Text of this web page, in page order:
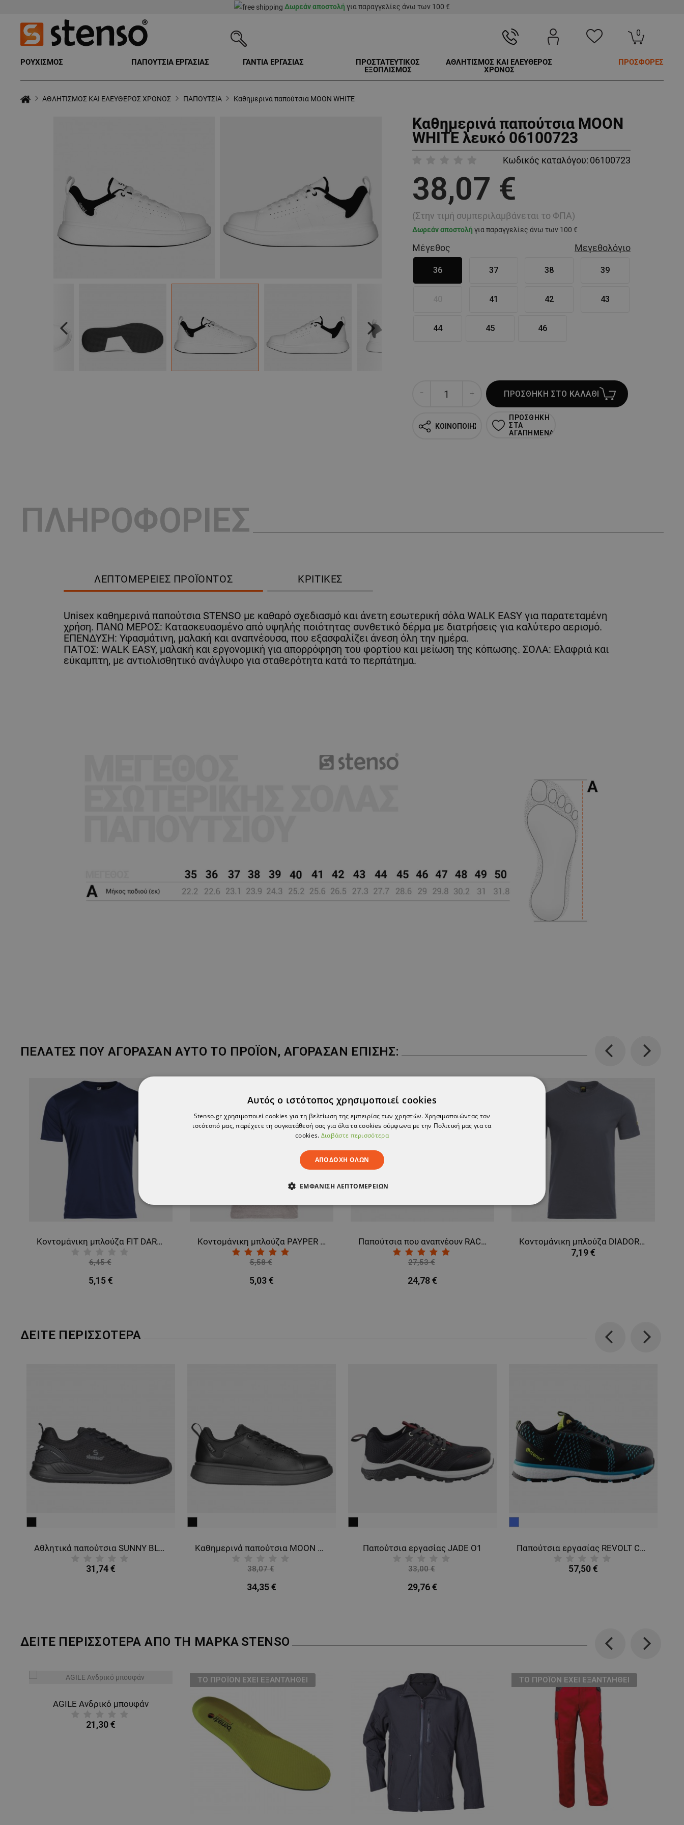
Δωρεάν αποστολή για παραγγελίες άνω των 100 €
0
ΡΟΥΧΙΣΜΟΣ ΠΑΠΟΥΤΣΙΑ ΕΡΓΑΣΙΑΣ ΓΑΝΤΙΑ ΕΡΓΑΣΙΑΣ
ΠΡΟΣΤΑΤΕΥΤΙΚΟΣ
ΕΞΟΠΛΙΣΜΟΣ
ΑΘΛΗΤΙΣΜΟΣ ΚΑΙ ΕΛΕΥΘΕΡΟΣ
ΧΡΟΝΟΣ
ΠΡΟΣΦΟΡΕΣ
ΑΘΛΗΤΙΣΜΟΣ ΚΑΙ ΕΛΕΥΘΕΡΟΣ ΧΡΟΝΟΣ ΠΑΠΟΥΤΣΙΑ Καθημερινά παπούτσια MOON WHITE
Previous Next
Καθημερινά παπούτσια MOON
WHITE λευκό 06100723
Κωδικός καταλόγου: 06100723
38,07 €
(Στην τιμή συμπεριλαμβάνεται το ΦΠΑ)
Δωρεάν αποστολή για παραγγελίες άνω των 100 €
Μέγεθος Μεγεθολόγιο
36 37 38 39
41 42 43
44 45 46
ΠΡΟΣΘΗΚΗ ΣΤΟ ΚΑΛΑΘΙ
ΚΟΙΝΟΠΟΙΗΣΗ
ΠΡΟΣΘΗΚΗ
ΣΤΑ
ΑΓΑΠΗΜΕΝΑ
ΠΛΗΡΟΦΟΡΙΕΣ
ΛΕΠΤΟΜΈΡΕΙΕΣ ΠΡΟΪΌΝΤΟΣ ΚΡΙΤΙΚΈΣ
Unisex καθημερινά παπούτσια STENSO με καθαρό σχεδιασμό και άνετη εσωτερική σόλα WALK EASY για παρατεταμένη
χρήση. ΠΑΝΩ ΜΕΡΟΣ: Κατασκευασμένο από υψηλής ποιότητας συνθετικό δέρμα με διατρήσεις για καλύτερο αερισμό.
ΕΠΕΝΔΥΣΗ: Υφασμάτινη, μαλακή και αναπνέουσα, που εξασφαλίζει άνεση όλη την ημέρα.
ΠΑΤΟΣ: WALK EASY, μαλακή και εργονομική για απορρόφηση του φορτίου και μείωση της κόπωσης. ΣΟΛΑ: Ελαφριά και
εύκαμπτη, με αντιολισθητικό ανάγλυφο για σταθερότητα κατά το περπάτημα.
ΠΕΛΆΤΕΣ ΠΟΥ ΑΓΌΡΑΣΑΝ ΑΥΤΌ ΤΟ ΠΡΟΪΌΝ, ΑΓΌΡΑΣΑΝ ΕΠΊΣΗΣ:
Previous
Κοντομάνικη μπλούζα FIT DARK BLUE
6,45 €
5,15 €
Κοντομάνικη μπλούζα PAYPER SUNSET MELANGE
5,58 €
5,03 €
Παπούτσια που αναπνέουν RACE II LOW O1
27,53 €
24,78 €
Κοντομάνικη μπλούζα DIADORA SMART 2.0 STEEL GREY
7,19 €
Next
ΔΕΊΤΕ ΠΕΡΙΣΣΌΤΕΡΑ
Previous
Αθλητικά παπούτσια SUNNY BLACK
31,74 €
Καθημερινά παπούτσια MOON BLACK
38,07 €
34,35 €
Παπούτσια εργασίας JADE O1
33,00 €
29,76 €
Παπούτσια εργασίας REVOLT CROSS BLUE O1 MF ESD SR
57,50 €
Next
ΔΕΙΤΕ ΠΕΡΙΣΣΟΤΕΡΑ ΑΠΟ ΤΗ ΜΑΡΚΑ STENSO
Previous
AGILE Ανδρικό μπουφάν
21,30 €
ТΟ ΠΡΟΪΌΝ ΈΧΕΙ ΕΞΑΝΤΛΗΘΕΊ ТΟ ΠΡΟΪΌΝ ΈΧΕΙ ΕΞΑΝΤΛΗΘΕΊ
Next
Αυτός ο ιστότοπος χρησιμοποιεί cookies
Stenso.gr χρησιμοποιεί cookies για τη βελτίωση της εμπειρίας των χρηστών. Χρησιμοποιώντας τον
ιστότοπό μας, παρέχετε τη συγκατάθεσή σας για όλα τα cookies σύμφωνα με την Πολιτική μας για τα
cookies. Διαβάστε περισσότερα
ΑΠΟΔΟΧΉ ΌΛΩΝ
ΕΜΦΆΝΙΣΗ ΛΕΠΤΟΜΕΡΕΙΏΝ
ΑΠΌΔΟΣΗΣ